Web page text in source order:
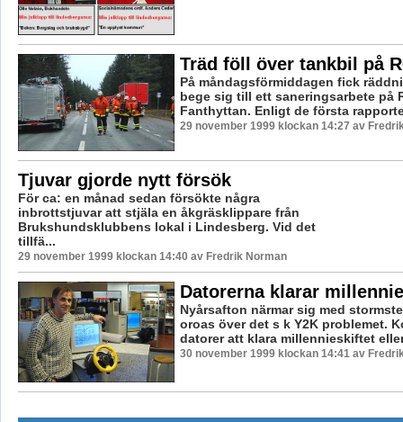
Träd föll över tankbil på
På måndagsförmiddagen fick
bege sig till ett saneringsarbete på
Fanthyttan. Enligt de första
29 november 1999 klockan 14:27 av
Tjuvar gjorde nytt försök
För ca: en månad sedan försökte några
inbrottstjuvar att stjäla en åkgräsklippare från
Brukshundsklubbens lokal i Lindesberg. Vid det
tillfä...
29 november 1999 klockan 14:40 av Fredrik Norman
Datorerna klarar
Nyårsafton närmar sig med
oroas över det s k Y2K problemet.
datorer att klara millennieskiftet
30 november 1999 klockan 14:41 av